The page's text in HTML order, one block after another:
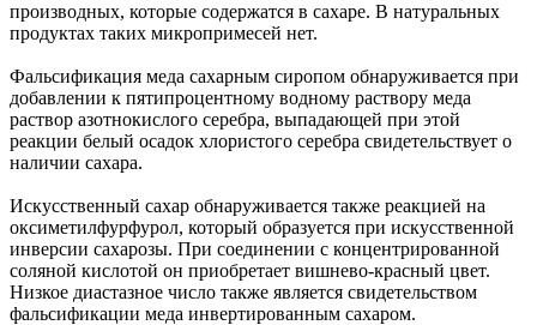
производных, которые содержатся в сахаре. В натуральных
продуктах таких микропримесей нет.
Фальсификация меда сахарным сиропом обнаруживается при
добавлении к пятипроцентному водному раствору меда
раствор азотнокислого серебра, выпадающей при этой
реакции белый осадок хлористого серебра свидетельствует о
наличии сахара.
Искусственный сахар обнаруживается также реакцией на
оксиметилфурфурол, который образуется при искусственной
инверсии сахарозы. При соединении с концентрированной
соляной кислотой он приобретает вишнево-красный цвет.
Низкое диастазное число также является свидетельством
фальсификации меда инвертированным сахаром.